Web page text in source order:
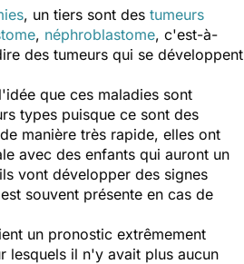
, un tiers sont des tumeurs
, néphroblastome, c'est-à-
des tumeurs qui se développent
que ces maladies sont
types puisque ce sont des
manière très rapide, elles ont
avec des enfants qui auront un
vont développer des signes
souvent présente en cas de
un pronostic extrêmement
lesquels il n'y avait plus aucun